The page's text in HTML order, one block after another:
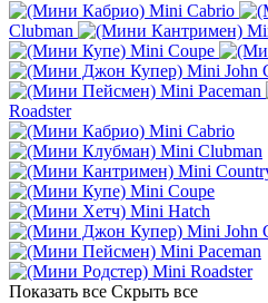
Mini Cabrio
Clubman
Mini Coupe
Mini John
Mini Paceman
Roadster
Mini Cabrio
Mini Clubman
Mini
Mini Coupe
Mini Hatch
Mini John
Mini Paceman
Mini Roadster
Показать все Скрыть все